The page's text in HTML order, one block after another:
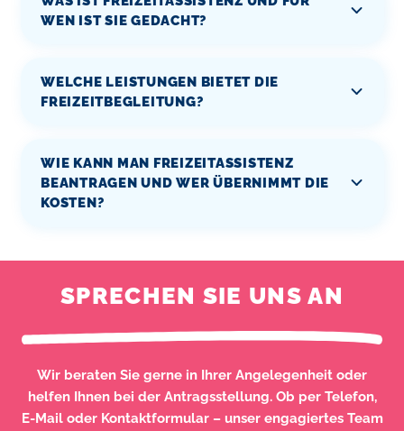
WEN IST SIE GEDACHT?
WELCHE LEISTUNGEN BIETET DIE
FREIZEITBEGLEITUNG?
WIE KANN MAN FREIZEITASSISTENZ
BEANTRAGEN UND WER ÜBERNIMMT DIE
KOSTEN?
SPRECHEN SIE UNS AN
Wir beraten Sie gerne in Ihrer Angelegenheit oder
helfen Ihnen bei der Antragsstellung. Ob per Telefon,
E-Mail oder Kontaktformular – unser engagiertes Team